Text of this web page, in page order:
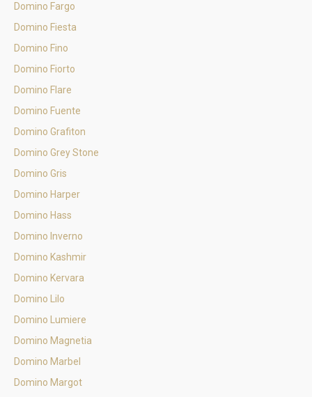
Domino Fargo
Domino Fiesta
Domino Fino
Domino Fiorto
Domino Flare
Domino Fuente
Domino Grafiton
Domino Grey Stone
Domino Gris
Domino Harper
Domino Hass
Domino Inverno
Domino Kashmir
Domino Kervara
Domino Lilo
Domino Lumiere
Domino Magnetia
Domino Marbel
Domino Margot